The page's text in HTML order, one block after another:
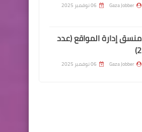
Gaza Jobber 06 نوفمبر 2025
منسق إدارة المواقع (عدد
2)
Gaza Jobber 06 نوفمبر 2025